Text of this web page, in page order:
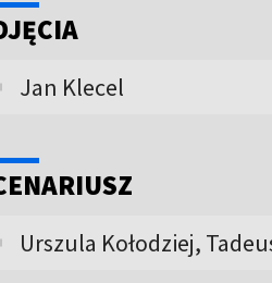
Jan Klecel
Urszula Kołodziej,